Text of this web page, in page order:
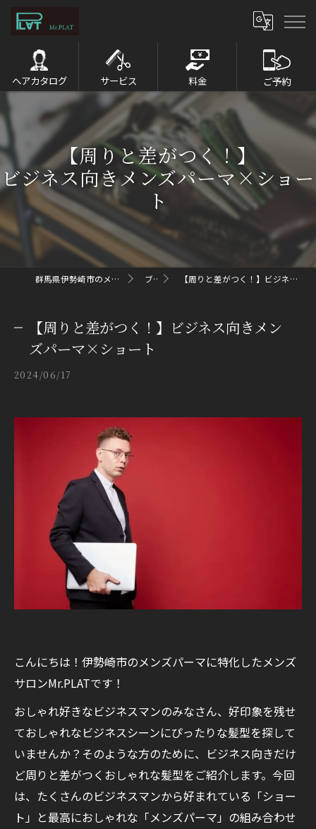
ヘアカタログ サービス 料金 ご予約
【周りと差がつく！】
ビジネス向きメンズパーマ×ショー
ト
群馬県伊勢崎市のメンズパーマならMr.PLAT ブログ 【周りと差がつく！】ビジネス向きメンズパーマ×ショート
【周りと差がつく！】ビジネス向きメン
ズパーマ×ショート
2024/06/17
こんにちは！伊勢崎市のメンズパーマに特化したメンズ
サロンMr.PLATです！
おしゃれ好きなビジネスマンのみなさん、好印象を残せ
ておしゃれなビジネスシーンにぴったりな髪型を探して
いませんか？そのような方のために、ビジネス向きだけ
ど周りと差がつくおしゃれな髪型をご紹介します。今回
は、たくさんのビジネスマンから好まれている「ショー
ト」と最高におしゃれな「メンズパーマ」の組み合わせ